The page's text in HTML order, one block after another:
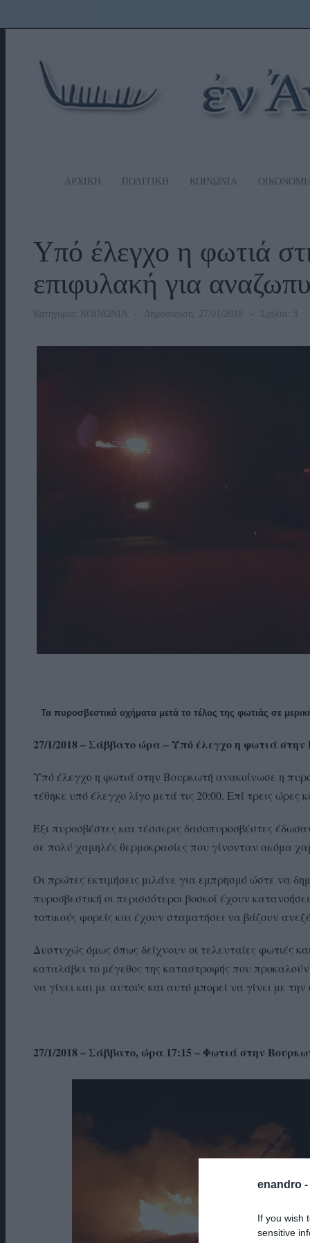
enandro -
If you wish
sensitive
ΑΡΧΙΚΗ ΠΟΛΙΤΙΚΗ ΚΟΙΝΩΝΙΑ
Υπό έλεγχο η φωτιά
επιφυλακή για
Κατηγορία: ΚΟΙΝΩΝΙΑ Δημοσίευση: 27/01/2018 Σχόλια: 3
Τα πυροσβεστικά οχήματα μετά το τέλος της φωτιάς σε
27/1/2018 – Σάββατο ώρα – Υπό έλεγχο η φωτιά
Υπό έλεγχο η φωτιά στην Βουρκωτή ανακοίνωσε η
τέθηκε υπό έλεγχο λίγο μετά τις 20:00. Επί τρεις
Έξι πυροσβέστες και τέσσερις δασοπυροσβέστες
σε πολύ χαμηλές θερμοκρασίες που γίνονταν ακόμα
Οι πρώτες εκτιμήσεις μιλάνε για εμπρησμό ώστε να
πυροσβεστική οι περισσότεροι βοσκοί έχουν
τοπικούς φορείς και έχουν σταματήσει να βάζουν
Δυστυχώς όμως όπως δείχνουν οι τελευταίες φωτιές
καταλάβει το μέγεθος της καταστροφής που
να γίνει και με αυτούς και αυτό μπορεί να γίνει με
27/1/2018 – Σάββατο, ώρα 17:15 – Φωτιά στην